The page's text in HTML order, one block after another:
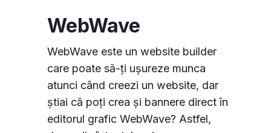
WebWave
WebWave este un website builder
care poate să-ți ușureze munca
atunci când creezi un website, dar
știai că poți crea și bannere direct în
editorul grafic WebWave? Astfel,